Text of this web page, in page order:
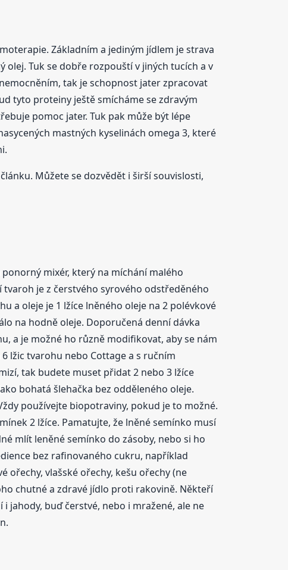
Základním a jediným jídlem je strava
Tuk se dobře rozpouští v jiných tucích a v
tak je schopnost jater zpracovat
tyto proteiny ještě smícháme se zdravým
pomoc jater. Tuk pak může být lépe
mastných kyselinách omega 3, které
Můžete se dozvědět i širší souvislosti,
mixér, který na míchání malého
je z čerstvého syrového odstředěného
a oleje je 1 lžíce lněného oleje na 2 polévkové
na hodně oleje. Doporučená denní dávka
a je možné ho různě modifikovat, aby se nám
lžic tvarohu nebo Cottage a s ručním
tak budete muset přidat 2 nebo 3 lžíce
bohatá šlehačka bez odděleného oleje.
používejte biopotraviny, pokud je to možné.
2 lžíce. Pamatujte, že lněné semínko musí
mlít leněné semínko do zásoby, nebo si ho
bez rafinovaného cukru, například
ořechy, vlašské ořechy, kešu ořechy (ne
chutné a zdravé jídlo proti rakovině. Někteří
jahody, buď čerstvé, nebo i mražené, ale ne